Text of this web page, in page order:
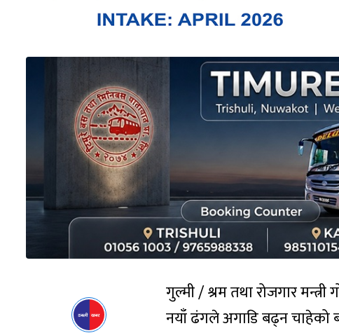
गुल्मी / श्रम तथा रोजगार
नयाँ ढंगले अगाडि बढ्न चाहेको